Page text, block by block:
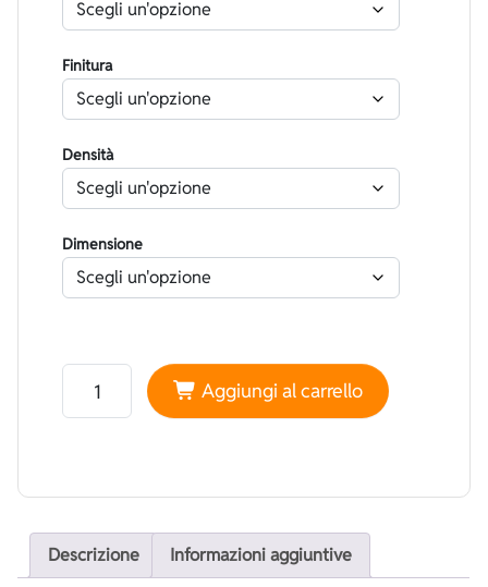
Finitura
Densità
Dimensione
Neoprene Nam Liong Foderato Lycra Idrorepellente
Aggiungi al carrello
Descrizione Informazioni aggiuntive